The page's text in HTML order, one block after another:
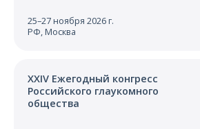
25–27 ноября 2026 г.
РФ, Москва
XXIV Ежегодный конгресс
Российского глаукомного
общества